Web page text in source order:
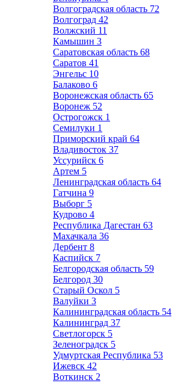
Волгоградская область 72
Волгоград 42
Волжский 11
Камышин 3
Саратовская область 68
Саратов 41
Энгельс 10
Балаково 6
Воронежская область 65
Воронеж 52
Острогожск 1
Семилуки 1
Приморский край 64
Владивосток 37
Уссурийск 6
Артем 5
Ленинградская область 64
Гатчина 9
Выборг 5
Кудрово 4
Республика Дагестан 63
Махачкала 36
Дербент 8
Каспийск 7
Белгородская область 59
Белгород 30
Старый Оскол 5
Валуйки 3
Калининградская область 54
Калининград 37
Светлогорск 5
Зеленоградск 5
Удмуртская Республика 53
Ижевск 42
Воткинск 2